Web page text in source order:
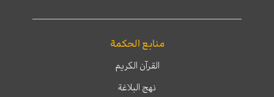
منابع الحكمة
القرآن الكريم
نهج البلاغة